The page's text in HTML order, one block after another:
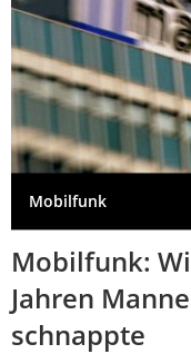
Mobilfunk
Mobilfunk:
Jahren
schnappte